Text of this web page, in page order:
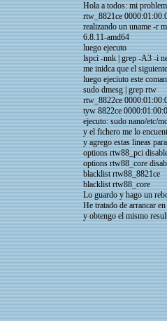
Hola a todos: mi
rtw_8821ce
realizando un uname -r
6.8.11-amd64
luego ejecuto
lspci -nnk | grep -A3 -i
me inidca que el
luego ejeciuto este
sudo dmesg | grep rtw
rtw_8822ce
tyw 8822ce
ejecuto: sudo nano/etc/
y el fichero me lo
y agrego estas lineas
options rtw88_pci
options rtw88_core
blacklist rtw88_8821ce
blacklist rtw88_core
Lo guardo y hago un
He tratado de arrancar
y obtengo el mismo